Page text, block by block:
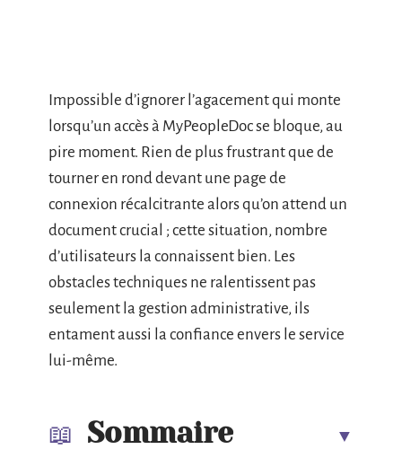
Impossible d’ignorer l’agacement qui monte
lorsqu’un accès à MyPeopleDoc se bloque, au
pire moment. Rien de plus frustrant que de
tourner en rond devant une page de
connexion récalcitrante alors qu’on attend un
document crucial ; cette situation, nombre
d’utilisateurs la connaissent bien. Les
obstacles techniques ne ralentissent pas
seulement la gestion administrative, ils
entament aussi la confiance envers le service
lui-même.
Sommaire